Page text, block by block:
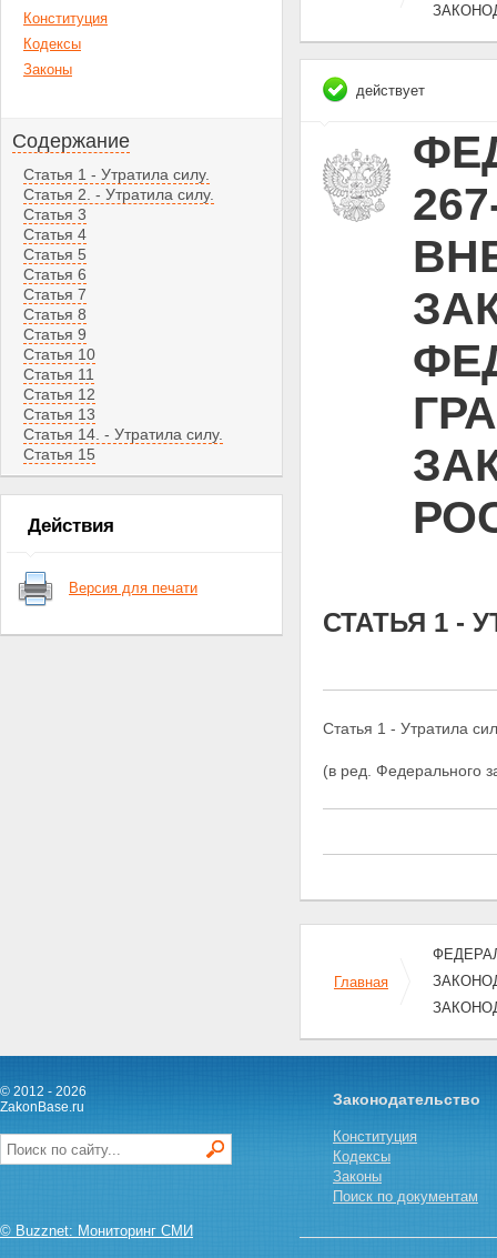
Конституция
Кодексы
Законы
Содержание
Статья 1 - Утратила силу.
Статья 2. - Утратила силу.
Статья 3
Статья 4
Статья 5
Статья 6
Статья 7
Статья 8
Статья 9
Статья 10
Статья 11
Статья 12
Статья 13
Статья 14. - Утратила силу.
Статья 15
Действия
Версия для печати
действует
СТАТЬЯ 1 -
Статья 1 - Утратила
(в ред. Федерального
Главная
© 2012 - 2026
ZakonBase.ru
© Buzznet: Мониторинг СМИ
Законодательство
Конституция
Кодексы
Законы
Поиск по документам